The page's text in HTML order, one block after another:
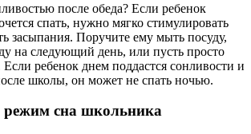
после обеда? Если ребенок
спать, нужно мягко стимулировать
засыпания. Поручите ему мыть посуду,
на следующий день, или пусть просто
Если ребенок днем поддастся сонливости и
школы, он может не спать ночью.
сна школьника